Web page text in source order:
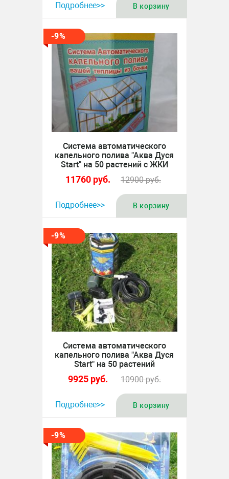
Подробнее>> В корзину
-9%
Система автоматического
капельного полива "Аква Дуся
Start" на 50 растений с ЖКИ
11760 руб. 12900руб.
Подробнее>> В корзину
-9%
Система автоматического
капельного полива "Аква Дуся
Start" на 50 растений
9925 руб. 10900руб.
Подробнее>> В корзину
-9%